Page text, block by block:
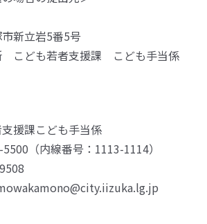
立岩5番5号
も若者支援課 こども手当係
援課こども手当係
（内線番号：1113-1114）